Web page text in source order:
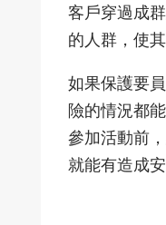
客戶穿過成
的人群，使
如果保護要
險的情況都
參加活動前
就能有造成